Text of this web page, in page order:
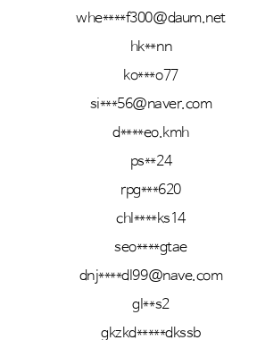
whe****f300@daum.net
hk**nn
ko***o77
si***56@naver.com
d****eo.kmh
ps**24
rpg***620
chl****ks14
seo****gtae
dnj****dl99@nave.com
gl**s2
gkzkd*****dkssb